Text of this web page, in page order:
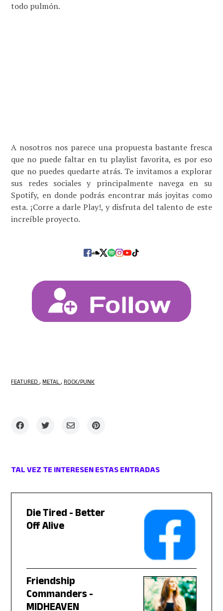
todo pulmón.
A nosotros nos parece una propuesta bastante fresca
que no puede faltar en tu playlist favorita, es por eso
que no puedes quedarte atrás. Te invitamos a explorar
sus redes sociales y principalmente navega en su
Spotify, en donde podrás encontrar más joyitas como
esta. ¡Corre a darle Play!, y disfruta del talento de este
increíble proyecto.
FEATURED METAL ROCK/PUNK
TAL VEZ TE INTERESEN ESTAS ENTRADAS
Die Tired - Better
Off Alive
Friendship
Commanders -